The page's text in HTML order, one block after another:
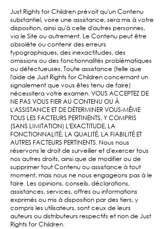
Just Rights for Children prévoit qu'un Contenu
substantiel, voire une assistance, sera mis à votre
disposition, ainsi qu'à celle d'autres personnes,
via le Site ou autrement. Le Contenu peut être
obsolète ou contenir des erreurs
typographiques, des inexactitudes, des
omissions ou des fonctionnalités problématiques
ou défectueuses. Toute assistance (telle que
l'aide de Just Rights for Children concernant un
signalement que vous êtes tenu de faire)
nécessitera votre examen. VOUS ACCEPTEZ DE
NE PAS VOUS FIER AU CONTENU OU À
L'ASSISTANCE ET DE DÉTERMINER VOUS-MÊME
TOUS LES FACTEURS PERTINENTS, Y COMPRIS
(SANS LIMITATION) L'EXACTITUDE, LA
FONCTIONNALITÉ, LA QUALITÉ, LA FIABILITÉ ET
AUTRES FACTEURS PERTINENTS. Nous nous
réservons le droit de surveiller et d'exercer tous
nos autres droits, ainsi que de modifier ou de
supprimer tout Contenu ou assistance à tout
moment, mais nous ne nous engageons pas à le
faire. Les opinions, conseils, déclarations,
assistances, services, offres ou informations
exprimés ou mis à disposition par des tiers, y
compris les utilisateurs, sont ceux de leurs
auteurs ou distributeurs respectifs et non de Just
Rights for Children.